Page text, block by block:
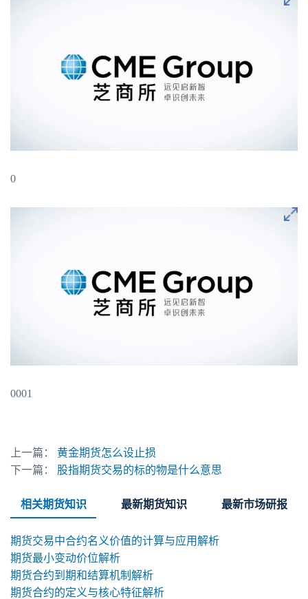
0
0001
上一篇：
黄金期货怎么设止损
下一篇：
股指期货交易的标的物是什么意思
相关期货知识 最新期货知识 最新市场研报
期货交易中合约名义价值的计算与应用解析
期货最小变动价位解析
期货合约到期和结算机制解析
期货合约的定义与核心特征解析